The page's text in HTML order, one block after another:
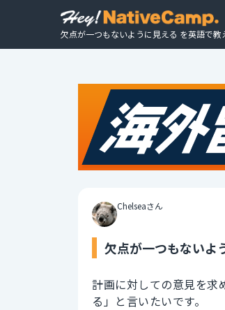
欠点が一つもないように見える を英語で教
Chelseaさん
欠点が一つもないよ
計画に対しての意見を求
る」と言いたいです。